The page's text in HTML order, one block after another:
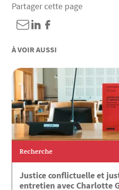
Partager cette page
À VOIR AUSSI
Recherche
Justice conflictuelle et
entretien avec Charlotte